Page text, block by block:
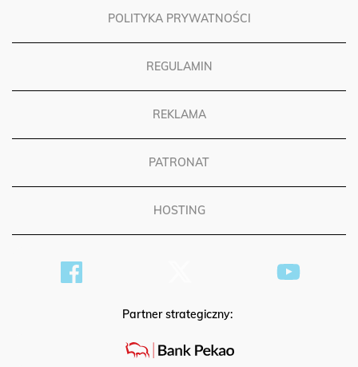
POLITYKA PRYWATNOŚCI
REGULAMIN
REKLAMA
PATRONAT
HOSTING
Partner strategiczny: